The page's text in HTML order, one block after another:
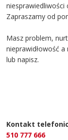
niesprawiedliwości
Zapraszamy od
Masz problem,
nieprawidłowość
lub napisz.
Kontakt
510 777 666